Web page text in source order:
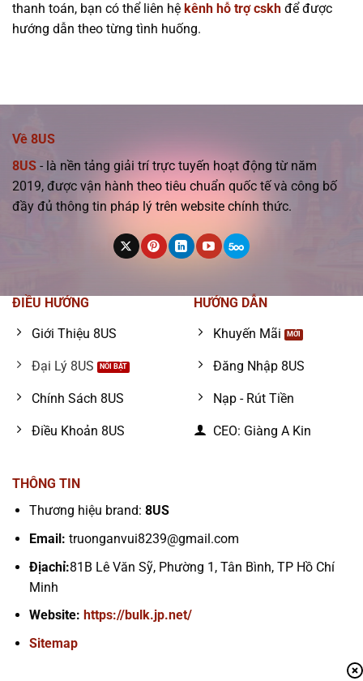
thanh toán, bạn có thể liên hệ kênh hỗ trợ cskh để được
hướng dẫn theo từng tình huống.
Về 8US
8US - là nền tảng giải trí trực tuyến hoạt động từ năm
2019, được vận hành theo tiêu chuẩn quốc tế và công bố
đầy đủ thông tin pháp lý trên website chính thức.
ĐIỀU HƯỚNG
Giới Thiệu 8US
Đại Lý 8US
Chính Sách 8US
Điều Khoản 8US
HƯỚNG DẪN
Khuyến Mãi
Đăng Nhập 8US
Nạp - Rút Tiền
CEO: Giàng A Kin
THÔNG TIN
Thương hiệu brand: 8US
Email: truonganvui8239@gmail.com
Địachỉ:81B Lê Văn Sỹ, Phường 1, Tân Bình, TP Hồ Chí
Minh
Website: https://bulk.jp.net/
Sitemap